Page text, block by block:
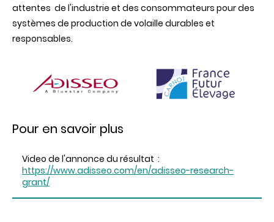
attentes de l'industrie et des consommateurs pour des
systèmes de production de volaille durables et
responsables.
Pour en savoir plus
Video de l'annonce du résultat :
https://www.adisseo.com/en/adisseo-research-
grant/